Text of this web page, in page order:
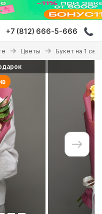
+7 (812) 666-5-666
Цветы Букет на 1